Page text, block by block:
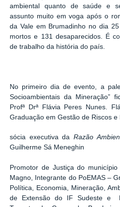
ambiental quanto de saúde e
assunto muito em voga após o
da Vale em Brumadinho no dia
mortos e 131 desaparecidos. É
de trabalho da história do país.
No primeiro dia de evento, a
Socioambientais da Mineração”
Profª Drª Flávia Peres Nunes.
Graduação em Gestão de Riscos
sócia executiva da Razão
Guilherme Sá Meneghin
Promotor de Justiça do
Magno, Integrante do PoEMAS –
Política, Economia, Mineração,
de Extensão do IF Sudeste e